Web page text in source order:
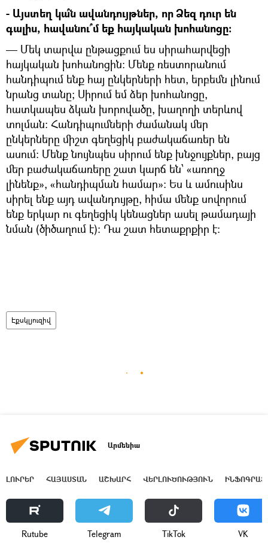
- Այստեղ կա՞ն ավանդույթներ, որ Ձեզ դուր են
գալիս, հավանու՞մ եք հայկական խոհանոցը:
— Մեկ տարվա ընթացքում ես սիրահարվեցի
հայկական խոհանոցին: Մենք ռեստորանում
հանդիպում ենք հայ ընկերների հետ, երբեմն լինում
նրանց տանը; Սիրում եմ ձեր խոհանոցը,
հատկապես ձկան խորովածը, խաղողի տերևով
տոլման: Հանդիպումների ժամանակ մեր
ընկերները միշտ գեղեցիկ բաժակաճառեր են
ասում: Մենք նույնպես սիրում ենք խնջույքներ, բայց
մեր բաժակաճառերը շատ կարճ են՝ «առողջ
լինենք», «հանդիպման համար»: Ես և ամուսինս
սիրել ենք այդ ավանդույթը, հիմա մենք սովորում
ենք երկար ու գեղեցիկ կենացներ ասել թամադայի
նման (ծիծաղում է): Դա շատ հետաքրքիր է:
Էքսկլյուզիվ
Արմենիա
ԼՈՒՐԵՐ ՀԱՅԱՍՏԱՆ ԱՇԽԱՐՀ ՎԵՐԼՈՒԾՈՒԹՅՈՒՆ
Rutube Telegram ТikТоk VK